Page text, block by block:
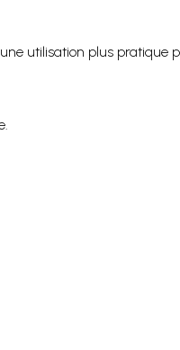
utilisation plus